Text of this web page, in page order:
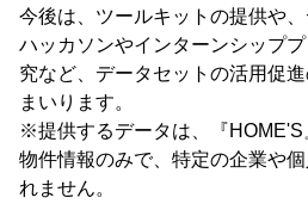
今後は、ツールキットの提供や
ハッカソンやインターンシップ
究など、データセットの活用促
まいります。
※提供するデータは、『HOME'S
物件情報のみで、特定の企業や
れません。